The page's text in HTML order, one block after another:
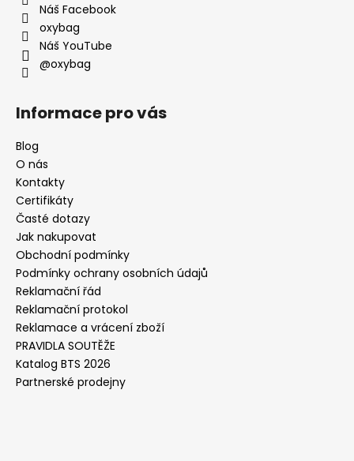
Náš Facebook
oxybag
Náš YouTube
@oxybag
Informace pro vás
Blog
O nás
Kontakty
Certifikáty
Časté dotazy
Jak nakupovat
Obchodní podmínky
Podmínky ochrany osobních údajů
Reklamační řád
Reklamační protokol
Reklamace a vrácení zboží
PRAVIDLA SOUTĚŽE
Katalog BTS 2026
Partnerské prodejny